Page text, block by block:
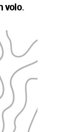
volo.